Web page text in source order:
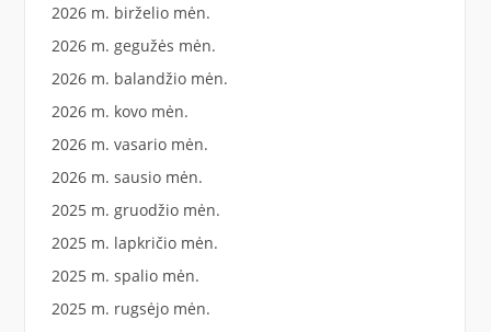
2026 m. birželio mėn.
2026 m. gegužės mėn.
2026 m. balandžio mėn.
2026 m. kovo mėn.
2026 m. vasario mėn.
2026 m. sausio mėn.
2025 m. gruodžio mėn.
2025 m. lapkričio mėn.
2025 m. spalio mėn.
2025 m. rugsėjo mėn.